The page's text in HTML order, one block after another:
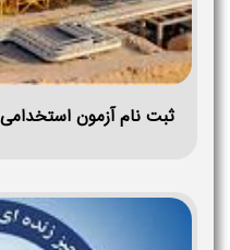
ثبت نام آزمون استخدامی